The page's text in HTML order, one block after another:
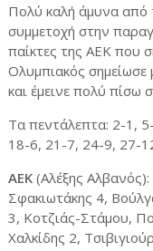
Πολύ καλή άμυνα από
συμμετοχή στην
παίκτες της ΑΕΚ που
Ολυμπιακός
και έμεινε πολύ πίσω
Τα πεντάλεπτα: 2-1,
18-6, 21-7, 24-9, 27-
ΑΕΚ (Αλέξης
Σφακιωτάκης 4,
3, Κοτζιάς-Στάμου,
Χαλκίδης 2,